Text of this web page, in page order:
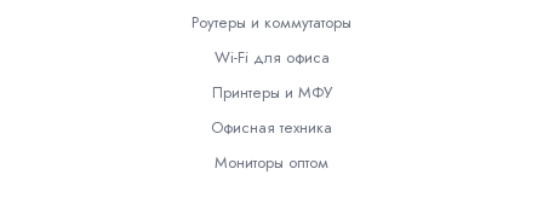
Роутеры и коммутаторы
Wi-Fi для офиса
Принтеры и МФУ
Офисная техника
Мониторы оптом